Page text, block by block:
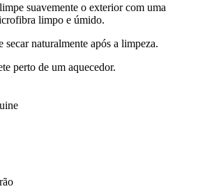
suavemente o exterior com uma
limpo e úmido.
secar naturalmente após a limpeza.
perto de um aquecedor.